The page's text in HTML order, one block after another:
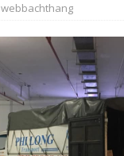
webbachthang